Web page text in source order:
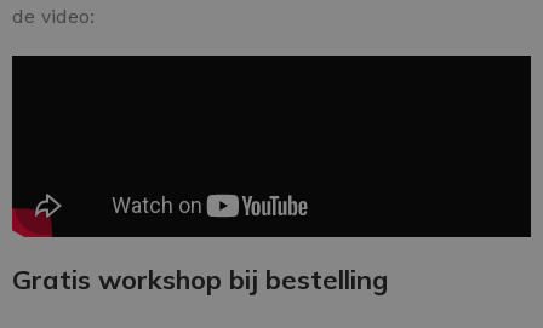
de video:
Gratis workshop bij bestelling